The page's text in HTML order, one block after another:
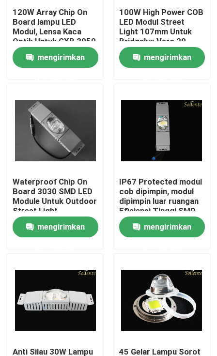
Produk
Video
Tur Pabrik
Kontrol kualitas
Berita
Modul Lampu Jalan
120W Array Chip On
Board lampu LED
Modul, Lensa Kaca
Optik Untuk CXB 3050
mengirimkan
100W High Power COB
LED Modul Street
Light 107mm Untuk
Bridgelux Vero 29
mengirimkan
Waterproof Chip On
Board 3030 SMD LED
Module Untuk Outdoor
Street Light
mengirimkan
IP67 Protected modul
cob dipimpin, modul
dipimpin luar ruangan
Efisiensi Tinggi SMD
3030
mengirimkan
Anti Silau 30W Lampu 45 Gelar Lampu Sorot